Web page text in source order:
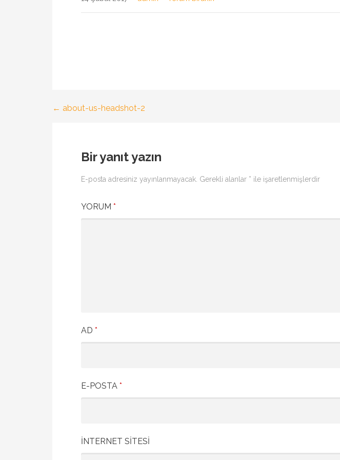
Yazı
← about-us-headshot-2
Bir yanıt yazın
E-posta adresiniz yayınlanmayacak. Gerekli alanlar * ile işaretlenmişlerdir
YORUM *
AD *
E-POSTA *
İNTERNET SITESI